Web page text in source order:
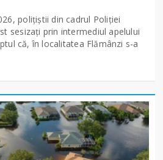
polițiștii din cadrul Poliției
sesizați prin intermediul apelului
că, în localitatea Flămânzi s-a